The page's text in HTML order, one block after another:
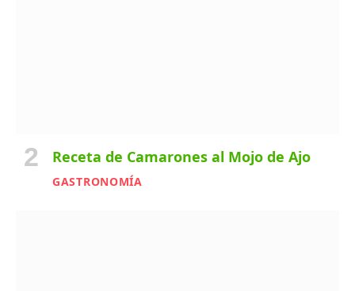
Receta de Camarones al Mojo de Ajo
GASTRONOMÍA